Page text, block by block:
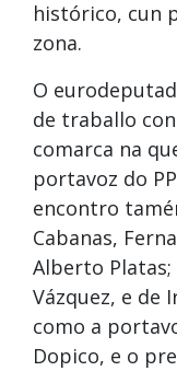
histórico, cun
zona.
O
de traballo
comarca na
portavoz do
encontro
Cabanas,
Alberto
Vázquez, e de
como a
Dopico, e o